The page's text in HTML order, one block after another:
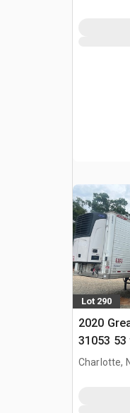
Lot 290
2020
31053
Charlotte,